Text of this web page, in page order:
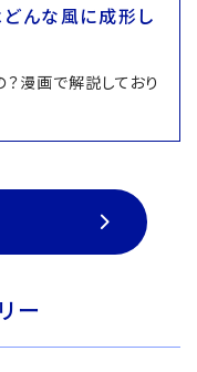
どんな風に成形し
漫画で解説しており
ー